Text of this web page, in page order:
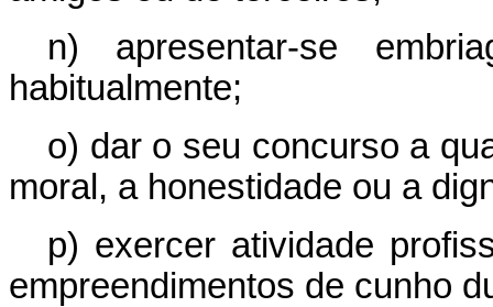
n) apresentar-se
habitualmente;
o) dar o seu concurso a
moral, a honestidade ou a
p) exercer atividade
empreendimentos de cunho